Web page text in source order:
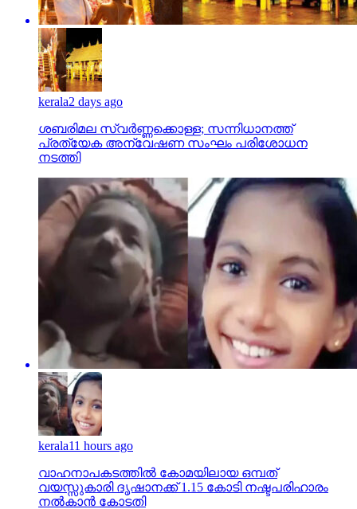
kerala2 days ago
ശബരിമല സ്വര്‍ണ്ണക്കൊള്ള; സന്നിധാനത്ത്
പ്രത്യേക അന്വേഷണ സംഘം പരിശോധന
നടത്തി
kerala11 hours ago
വാഹനാപകടത്തില്‍ കോമയിലായ ഒമ്പത്
വയസ്സുകാരി ദൃഷാനക്ക് 1.15 കോടി നഷ്ടപരിഹാരം
നല്‍കാന്‍ കോടതി